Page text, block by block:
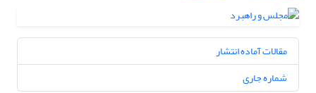
مقالات آماده انتشار
شماره جاری